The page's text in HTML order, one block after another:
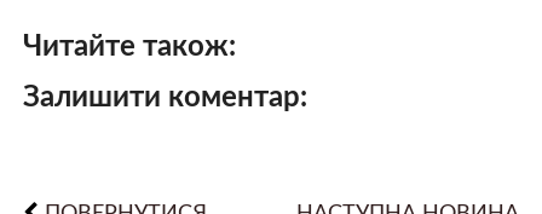
Читайте також:
Залишити коментар: